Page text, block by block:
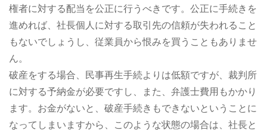
権者に対する配当を公正に行うべきです。公正に手続きを
進めれば、社長個人に対する取引先の信頼が失われること
もないでしょうし、従業員から恨みを買うこともありませ
ん。
破産をする場合、民事再生手続よりは低額ですが、裁判所
に対する予納金が必要ですし、また、弁護士費用もかかり
ます。お金がないと、破産手続きもできないということに
なってしまいますから、このような状態の場合は、社長と